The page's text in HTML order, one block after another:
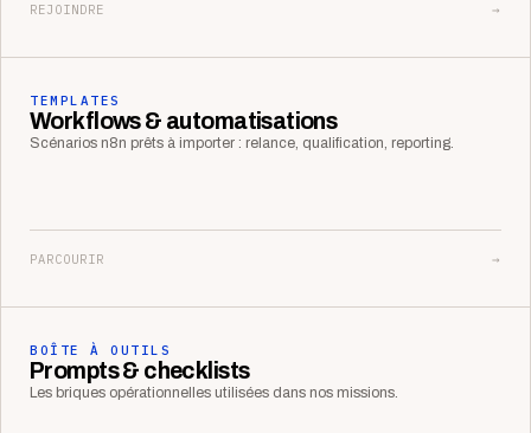
REJOINDRE →
TEMPLATES
Workflows & automatisations
Scénarios n8n prêts à importer : relance, qualification, reporting.
PARCOURIR →
BOÎTE À OUTILS
Prompts & checklists
Les briques opérationnelles utilisées dans nos missions.